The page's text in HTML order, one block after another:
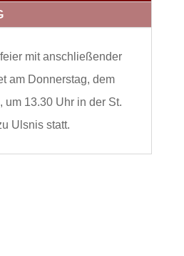
mit anschließender
am Donnerstag, dem
um 13.30 Uhr in der St.
Ulsnis statt.